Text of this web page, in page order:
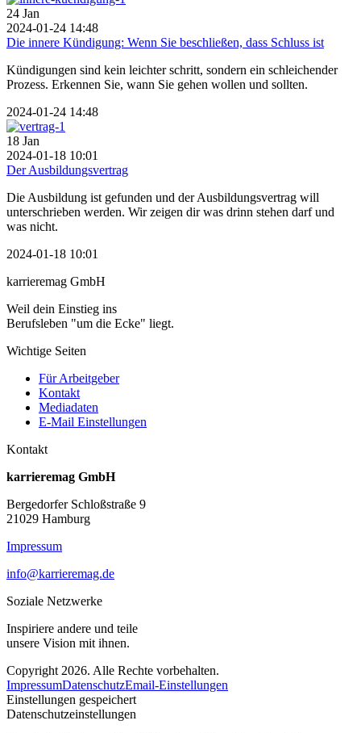
24 Jan
2024-01-24 14:48
Die innere Kündigung: Wenn Sie beschließen, dass Schluss ist
Kündigungen sind kein leichter schritt, sondern ein schleichender
Prozess. Erkennen Sie, wann Sie gehen wollen und sollten.
2024-01-24 14:48
18 Jan
2024-01-18 10:01
Der Ausbildungsvertrag
Die Ausbildung ist gefunden und der Ausbildungsvertrag will
unterschrieben werden. Wir zeigen dir was drinn stehen darf und
was nicht.
2024-01-18 10:01
karrieremag GmbH
Weil dein Einstieg ins
Berufsleben "um die Ecke" liegt.
Wichtige Seiten
Für Arbeitgeber
Kontakt
Mediadaten
E-Mail Einstellungen
Kontakt
karrieremag GmbH
Bergedorfer Schloßstraße 9
21029 Hamburg
Impressum
info@karrieremag.de
Soziale Netzwerke
Inspiriere andere und teile
unsere Vision mit ihnen.
Copyright 2026. Alle Rechte vorbehalten.
ImpressumDatenschutzEmail-Einstellungen
Einstellungen gespeichert
Datenschutzeinstellungen